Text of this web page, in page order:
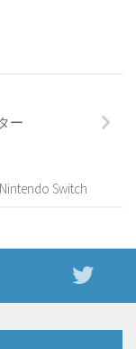
ー
Switch